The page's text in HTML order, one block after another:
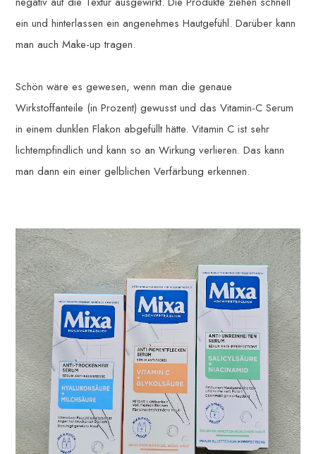
ein und hinterlassen ein angenehmes Hautgefühl. Darüber kann
man auch Make-up tragen.
Schön wäre es gewesen, wenn man die genaue
Wirkstoffanteile (in Prozent) gewusst und das Vitamin-C Serum
in einem dunklen Flakon abgefüllt hätte. Vitamin C ist sehr
lichtempfindlich und kann so an Wirkung verlieren. Das kann
man dann ein einer gelblichen Verfärbung erkennen.